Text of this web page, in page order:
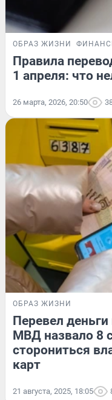
ОБРАЗ ЖИЗНИ
Правила
1 апреля: что
26 марта, 2026, 20:50
ОБРАЗ ЖИЗНИ
Перевел
МВД назвало 8
сторониться
карт
21 августа, 2025, 18:05